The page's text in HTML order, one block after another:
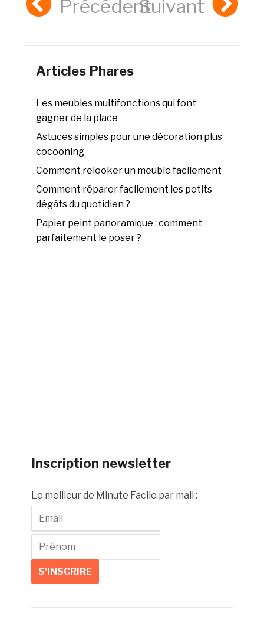
PrécédentSuivant
Articles Phares
Les meubles multifonctions qui font
gagner de la place
Astuces simples pour une décoration plus
cocooning
Comment relooker un meuble facilement
Comment réparer facilement les petits
dégâts du quotidien ?
Papier peint panoramique : comment
parfaitement le poser ?
Inscription newsletter
Le meilleur de Minute Facile par mail :